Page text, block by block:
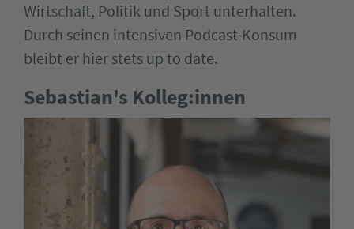
Wirtschaft, Politik und Sport unterhalten.
Durch seinen intensiven Podcast-Konsum
bleibt er hier stets up to date.
Sebastian's Kolleg:innen